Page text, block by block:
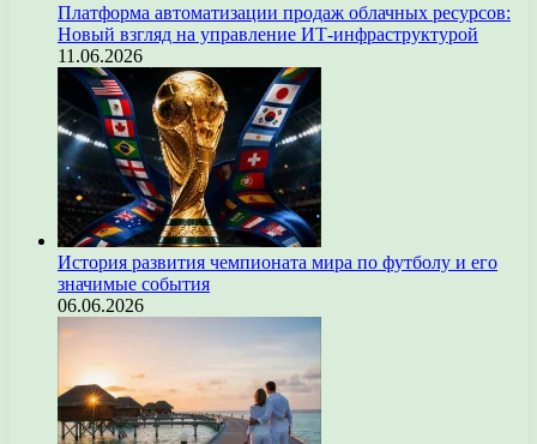
Платформа автоматизации продаж облачных ресурсов:
Новый взгляд на управление ИТ-инфраструктурой
11.06.2026
История развития чемпионата мира по футболу и его
значимые события
06.06.2026